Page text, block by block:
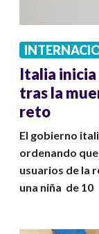
Italia inicia
tras la
reto
El gobierno
ordenando
usuarios de la
una niña de 10